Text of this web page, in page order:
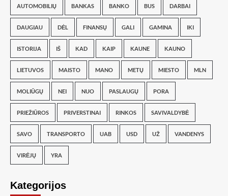
AUTOMOBILIŲ BANKAS BANKO BUS DARBAI
DAUGIAU DĖL FINANSŲ GALI GAMINA IKI
ISTORIJA IŠ KAD KAIP KAUNE KAUNO
LIETUVOS MAISTO MANO METŲ MIESTO MLN
MOLIŪGŲ NEI NUO PASLAUGŲ PORA
PRIEŽIŪROS PRIVERSTINAI RINKOS SAVIVALDYBĖ
SAVO TRANSPORTO UAB USD UŽ VANDENYS
VIRĖJŲ YRA
Kategorijos